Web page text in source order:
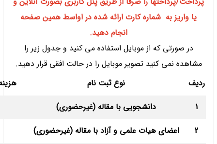
یا واریز به شماره کارت ارائه شده در اواسط همین صفحه
انجام دهید.
در صورتی که از موبایل استفاده می کنید و جدول زیر را
مشاهده نمی کنید تصویر موبایل را در حالت افقی قرار دهید.
ردیف
نوع ثبت نام
1
دانشجویی با مقاله (غیرحضوری)
2
اعضای هیات علمی و آزاد با مقاله (غیرحضوری)